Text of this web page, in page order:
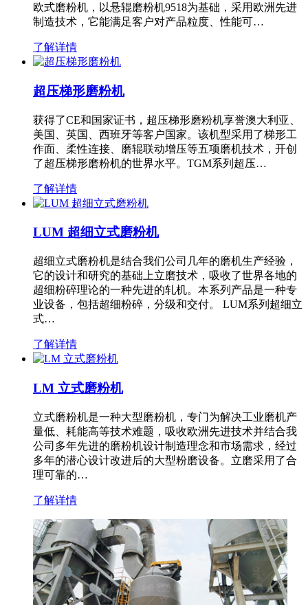
欧式磨粉机，以悬辊磨粉机9518为基础，采用欧洲先进
制造技术，它能满足客户对产品粒度、性能可…
了解详情
超压梯形磨粉机
获得了CE和国家证书，超压梯形磨粉机享誉澳大利亚、
美国、英国、西班牙等客户国家。该机型采用了梯形工
作面、柔性连接、磨辊联动增压等五项磨机技术，开创
了超压梯形磨粉机的世界水平。TGM系列超压…
了解详情
LUM 超细立式磨粉机
超细立式磨粉机是结合我们公司几年的磨机生产经验，
它的设计和研究的基础上立磨技术，吸收了世界各地的
超细粉碎理论的一种先进的轧机。本系列产品是一种专
业设备，包括超细粉碎，分级和交付。 LUM系列超细立
式…
了解详情
LM 立式磨粉机
立式磨粉机是一种大型磨粉机，专门为解决工业磨机产
量低、耗能高等技术难题，吸收欧洲先进技术并结合我
公司多年先进的磨粉机设计制造理念和市场需求，经过
多年的潜心设计改进后的大型粉磨设备。立磨采用了合
理可靠的…
了解详情